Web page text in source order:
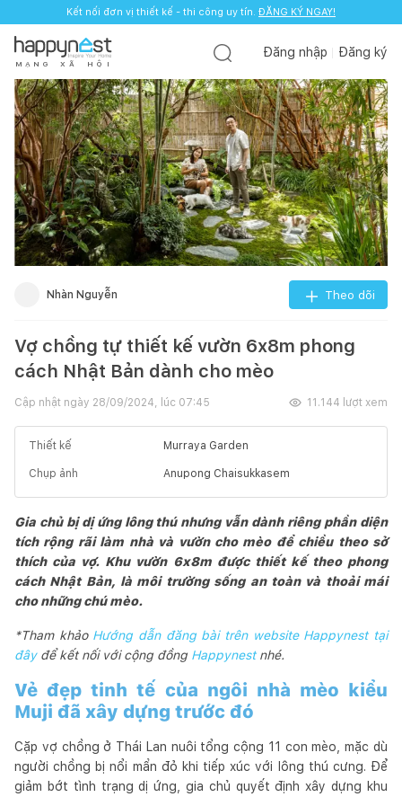
Kết nối đơn vị thiết kế - thi công uy tín. ĐĂNG KÝ NGAY!
M Ạ N G X Ã H Ộ I
Đăng nhập Đăng ký
Nhàn Nguyễn Theo dõi
Vợ chồng tự thiết kế vườn 6x8m phong
cách Nhật Bản dành cho mèo
Cập nhật ngày 28/09/2024, lúc 07:45 11.144 lượt xem
Thiết kế Murraya Garden
Chụp ảnh Anupong Chaisukkasem
Gia chủ bị dị ứng lông thú nhưng vẫn dành riêng phần diện
tích rộng rãi làm nhà và vườn cho mèo để chiều theo sở
thích của vợ. Khu vườn 6x8m được thiết kế theo phong
cách Nhật Bản, là môi trường sống an toàn và thoải mái
cho những chú mèo.
*Tham khảo Hướng dẫn đăng bài trên website Happynest tại
đâyđể kết nối với cộng đồng Happynestnhé.
Vẻ đẹp tinh tế của ngôi nhà mèo kiểu
Muji đã xây dựng trước đó
Cặp vợ chồng ở Thái Lan nuôi tổng cộng 11 con mèo, mặc dù
người chồng bị nổi mẩn đỏ khi tiếp xúc với lông thú cưng. Để
giảm bớt tình trạng dị ứng, gia chủ quyết định xây dựng khu